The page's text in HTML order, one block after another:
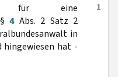
1
für eine
§4Abs. 2 Satz 2
in
hingewiesen hat -